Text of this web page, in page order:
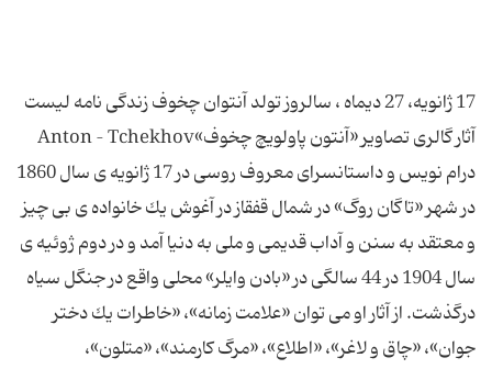
17 ژانویه، 27 دیماه ، سالروز تولد آنتوان چخوف زندگی نامه لیست
آثار گالری تصاویر «آنتون پاولویچ چخوف»Anton – Tchekhov
درام نویس و داستانسرای معروف روسی در 17 ژانویه ی سال 1860
در شهر «تاگان روگ» در شمال قفقاز در آغوش یك خانواده ی بی چیز
و معتقد به سنن و آداب قدیمی و ملی به دنیا آمد و در دوم ژوئیه ی
سال 1904 در 44 سالگی در «بادن وایلر» محلی واقع در جنگل سیاه
درگذشت. از آثار او می توان «علامت زمانه»، «خاطرات یك دختر
جوان»، «چاق و لاغر»، «اطلاع»، «مرگ كارمند»، «متلون»،